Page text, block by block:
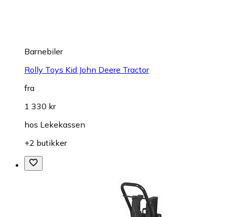
Barnebiler
Rolly Toys Kid John Deere Tractor
fra
1 330 kr
hos Lekekassen
+2 butikker